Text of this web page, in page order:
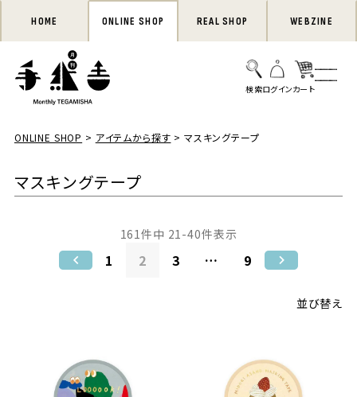
HOME ONLINE SHOP REAL SHOP WEBZINE
ONLINE SHOP アイテムから探す マスキングテープ
マスキングテープ
並び替え
161件中 21 -40件表示
1 2 3 … 9